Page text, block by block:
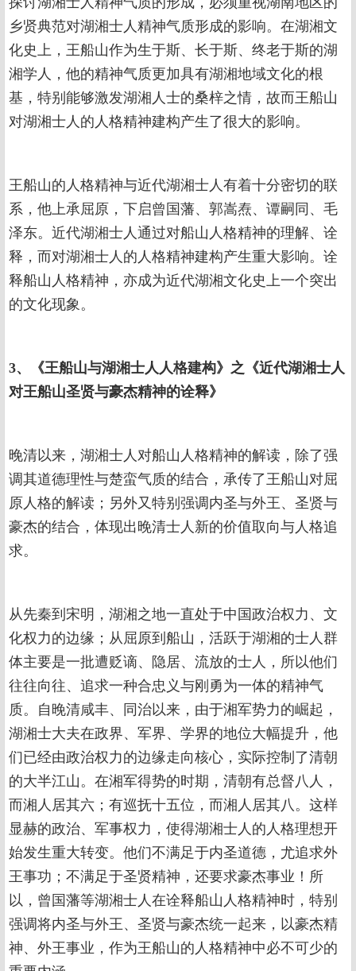
乡贤典范对湖湘士人精神气质形成的影响。在湖湘文
化史上，王船山作为生于斯、长于斯、终老于斯的湖
湘学人，他的精神气质更加具有湖湘地域文化的根
基，特别能够激发湖湘人士的桑梓之情，故而王船山
对湖湘士人的人格精神建构产生了很大的影响。
王船山的人格精神与近代湖湘士人有着十分密切的联
系，他上承屈原，下启曾国藩、郭嵩焘、谭嗣同、毛
泽东。近代湖湘士人通过对船山人格精神的理解、诠
释，而对湖湘士人的人格精神建构产生重大影响。诠
释船山人格精神，亦成为近代湖湘文化史上一个突出
的文化现象。
3、
《王船山与湖湘士人人格建构》之《近代湖湘士人
对王船山圣贤与豪杰精神的诠释》
晚清以来，湖湘士人对船山人格精神的解读，除了强
调其道德理性与楚蛮气质的结合，承传了王船山对屈
原人格的解读；另外又特别强调内圣与外王、圣贤与
豪杰的结合，体现出晚清士人新的价值取向与人格追
求。
从先秦到宋明，湖湘之地一直处于中国政治权力、文
化权力的边缘；从屈原到船山，活跃于湖湘的士人群
体主要是一批遭贬谪、隐居、流放的士人，所以他们
往往向往、追求一种合忠义与刚勇为一体的精神气
质。自晚清咸丰、同治以来，由于湘军势力的崛起，
湖湘士大夫在政界、军界、学界的地位大幅提升，他
们已经由政治权力的边缘走向核心，实际控制了清朝
的大半江山。在湘军得势的时期，清朝有总督八人，
而湘人居其六；有巡抚十五位，而湘人居其八。这样
显赫的政治、军事权力，使得湖湘士人的人格理想开
始发生重大转变。他们不满足于内圣道德，尤追求外
王事功；不满足于圣贤精神，还要求豪杰事业！所
以，曾国藩等湖湘士人在诠释船山人格精神时，特别
强调将内圣与外王、圣贤与豪杰统一起来，以豪杰精
神、外王事业，作为王船山的人格精神中必不可少的